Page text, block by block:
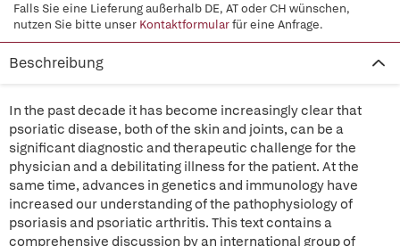
Falls Sie eine Lieferung außerhalb DE, AT oder CH wünschen,
nutzen Sie bitte unser Kontaktformularfür eine Anfrage.
Beschreibung
In the past decade it has become increasingly clear that
psoriatic disease, both of the skin and joints, can be a
significant diagnostic and therapeutic challenge for the
physician and a debilitating illness for the patient. At the
same time, advances in genetics and immunology have
increased our understanding of the pathophysiology of
psoriasis and psoriatic arthritis. This text contains a
comprehensive discussion by an international group of